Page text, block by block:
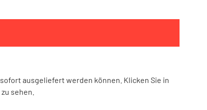
ausgeliefert werden können. Klicken Sie in
sehen.